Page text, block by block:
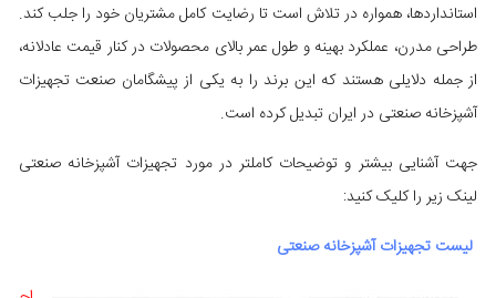
استانداردها، همواره در تلاش است تا رضایت کامل مشتریان خود را جلب کند.
طراحی مدرن، عملکرد بهینه و طول عمر بالای محصولات در کنار قیمت عادلانه،
از جمله دلایلی هستند که این برند را به یکی از پیشگامان صنعت تجهیزات
آشپزخانه صنعتی در ایران تبدیل کرده است.
جهت آشنایی بیشتر و توضیحات کاملتر در مورد تجهیزات آشپزخانه صنعتی
لینک زیر را کلیک کنید:
لیست تجهیزات آشپزخانه صنعتی